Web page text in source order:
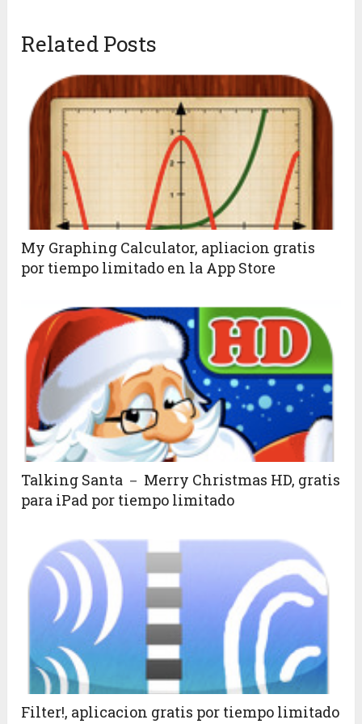
Related Posts
My Graphing Calculator, apliacion gratis
por tiempo limitado en la App Store
Talking Santa － Merry Christmas HD, gratis
para iPad por tiempo limitado
Filter!, aplicacion gratis por tiempo limitado